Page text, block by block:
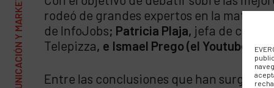
rodeó de grandes expertos en la
de InfoJobs; Patricia Plaja, jefa de
Telepizza, e Ismael Prego (el Youtuber
Entre las conclusiones que han surgido